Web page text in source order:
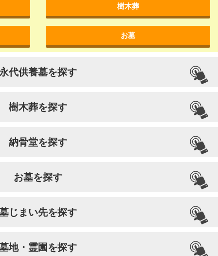
樹木葬
お墓
代供養墓を探す
樹木葬を探す
納骨堂を探す
お墓を探す
じまい先を探す
地・霊園を探す